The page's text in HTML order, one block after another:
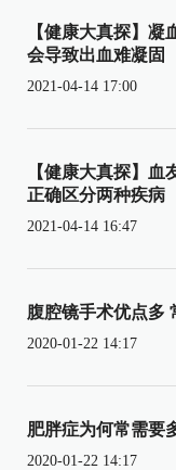
【健康大真探】
会导致出血难凝固
2021-04-14 17:00
【健康大真探】
正确区分两种疾病
2021-04-14 16:47
腹腔镜手术优点多
2020-01-22 14:17
肥胖症为何常需要
2020-01-22 14:17